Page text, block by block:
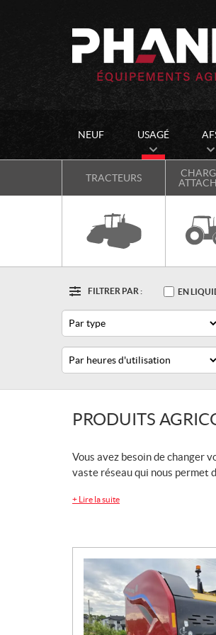
NEUF USAGÉ
TRACTEURS
FILTRER PAR : Options
EN
Filtre
PRODUITS
Vous avez besoin de changer
vaste réseau qui nous permet
+ Lire la suite